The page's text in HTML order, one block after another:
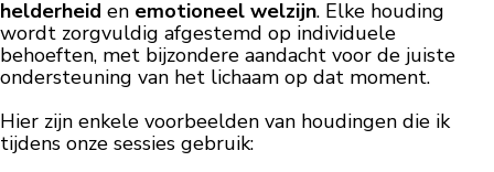
helderheid en emotioneel welzijn. Elke houding
wordt zorgvuldig afgestemd op individuele
behoeften, met bijzondere aandacht voor de juiste
ondersteuning van het lichaam op dat moment.
Hier zijn enkele voorbeelden van houdingen die ik
tijdens onze sessies gebruik: